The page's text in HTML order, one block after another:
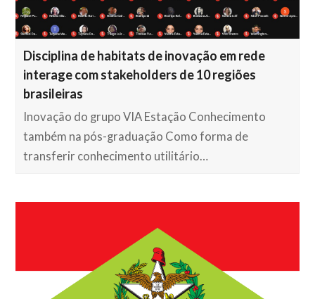
Disciplina de habitats de inovação em rede
interage com stakeholders de 10 regiões
brasileiras
Inovação do grupo VIA Estação Conhecimento
também na pós-graduação Como forma de
transferir conhecimento utilitário…